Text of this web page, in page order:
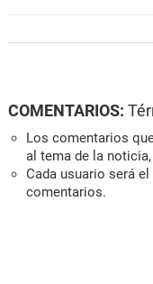
COMENTARIOS:
Los comentarios
al tema de la
Cada usuario será
comentarios.